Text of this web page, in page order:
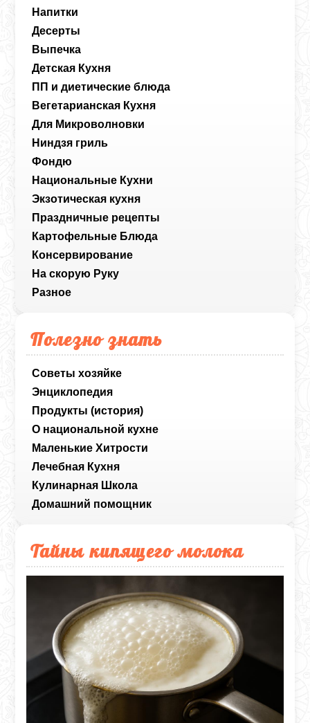
Напитки
Десерты
Выпечка
Детская Кухня
ПП и диетические блюда
Вегетарианская Кухня
Для Микроволновки
Ниндзя гриль
Фондю
Национальные Кухни
Экзотическая кухня
Праздничные рецепты
Картофельные Блюда
Консервирование
На скорую Руку
Разное
Полезно знать
Советы хозяйке
Энциклопедия
Продукты (история)
О национальной кухне
Маленькие Хитрости
Лечебная Кухня
Кулинарная Школа
Домашний помощник
Тайны кипящего молока